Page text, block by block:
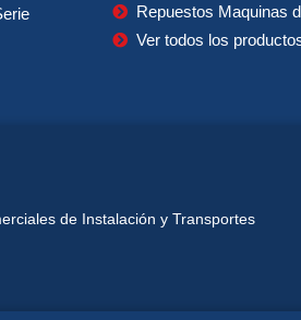
Repuestos Maquinas
Ver todos los
de Instalación y Transportes